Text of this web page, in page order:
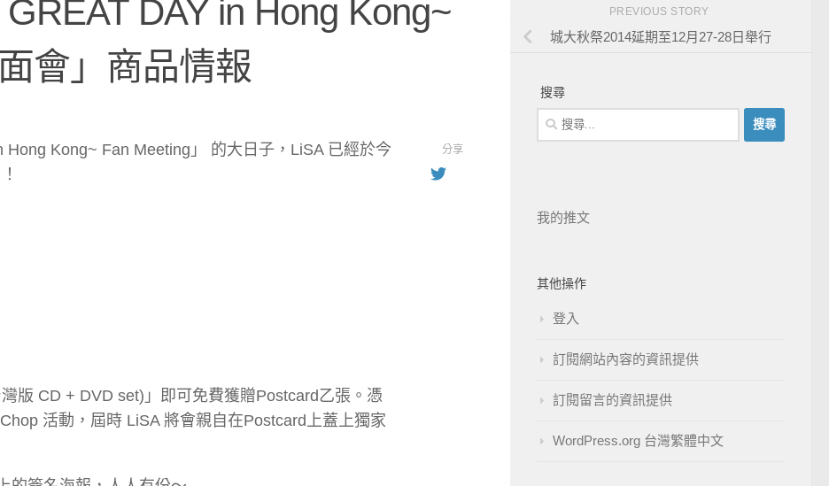
GREAT DAY in Hong Kong~
會」商品情報
Kong~ Fan Meeting」 的大日子，LiSA 已經於今
版 CD + DVD set)」即可免費獲贈Postcard乙張。憑
活動，屆時 LiSA 將會親自在Postcard上蓋上獨家
分享
PREVIOUS STORY
城大秋祭2014延期至12月27-28日舉行
搜尋
我的推文
其他操作
登入
訂閱網站內容的資訊提供
訂閱留言的資訊提供
WordPress.org 台灣繁體中文